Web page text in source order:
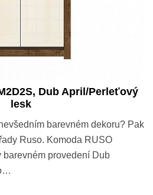
Dub April/Perleťový
lesk
barevném dekoru? Pak
Ruso. Komoda RUSO
barevném provedení Dub